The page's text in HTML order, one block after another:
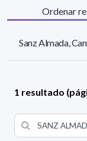
Ordenar
Sanz Almada,
1 resultado